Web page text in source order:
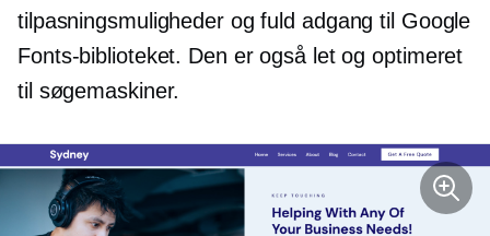
tilpasningsmuligheder og fuld adgang til Google
Fonts-biblioteket. Den er også let og optimeret
til søgemaskiner.